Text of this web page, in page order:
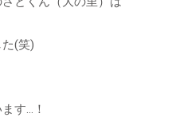
(笑)
す…！